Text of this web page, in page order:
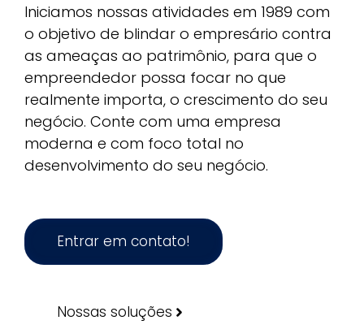
Iniciamos nossas atividades em 1989 com
o objetivo de blindar o empresário contra
as ameaças ao patrimônio, para que o
empreendedor possa focar no que
realmente importa, o crescimento do seu
negócio. Conte com uma empresa
moderna e com foco total no
desenvolvimento do seu negócio.
Entrar em contato!
Nossas soluções